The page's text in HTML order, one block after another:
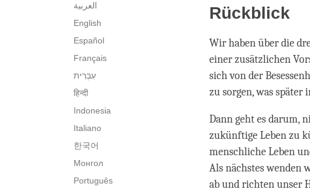
العربية
English
Español
Français
हिन्दी
Indonesia
Italiano
한국어
Монгол
Português
Rückblick
Wir haben über die
einer zusätzlichen
sich von der
zu sorgen, was
Dann geht es darum,
zukünftige Leben zu
menschliche Leben
Als nächstes wenden
ab und richten unser